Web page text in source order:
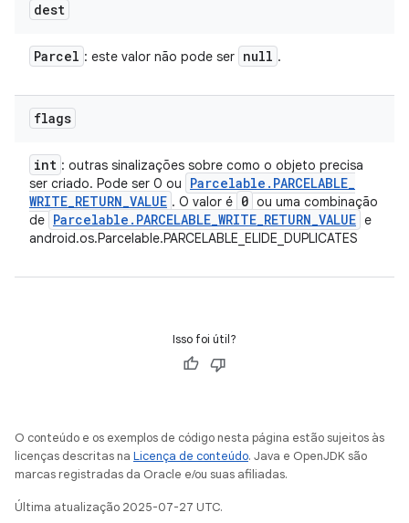
dest
Parcel : este valor não pode ser null .
flags
int : outras sinalizações sobre como o objeto precisa
ser criado. Pode ser 0 ou
Parcelable . PARCELABLE_
WRITE_RETURN_VALUE . O valor é 0 ou uma combinação
de Parcelable . PARCELABLE_WRITE_RETURN_VALUE e
android.os.Parcelable.PARCELABLE_ELIDE_DUPLICATES
Isso foi útil?
O conteúdo e os exemplos de código nesta página estão sujeitos às
licenças descritas na Licença de conteúdo. Java e OpenJDK são
marcas registradas da Oracle e/ou suas afiliadas.
Última atualização 2025-07-27 UTC.